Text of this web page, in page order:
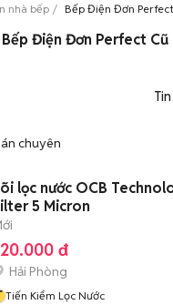
nhà bếp Bếp Điện Đơn Perfect
chuyên
lọc nước OCB
5 Micron
đ
Hải Phòng
Tiến Kiểm Lọc Nước